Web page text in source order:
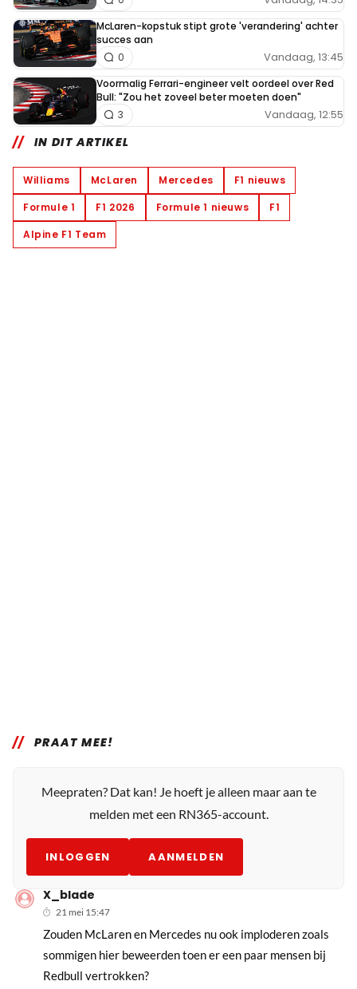
McLaren-kopstuk stipt grote 'verandering' achter
succes aan
Vandaag, 13:45
0
Voormalig Ferrari-engineer velt oordeel over Red
Bull: "Zou het zoveel beter moeten doen"
Vandaag, 12:55
3
IN DIT ARTIKEL
Williams McLaren Mercedes
F1 nieuws
Formule 1
F1 2026 Formule 1 nieuws
F1
Alpine F1 Team
PRAAT MEE!
Meepraten? Dat kan! Je hoeft je alleen maar aan te
melden met een RN365-account.
INLOGGEN AANMELDEN
X_blade
21 mei 15:47
Zouden McLaren en Mercedes nu ook imploderen zoals
sommigen hier beweerden toen er een paar mensen bij
Redbull vertrokken?